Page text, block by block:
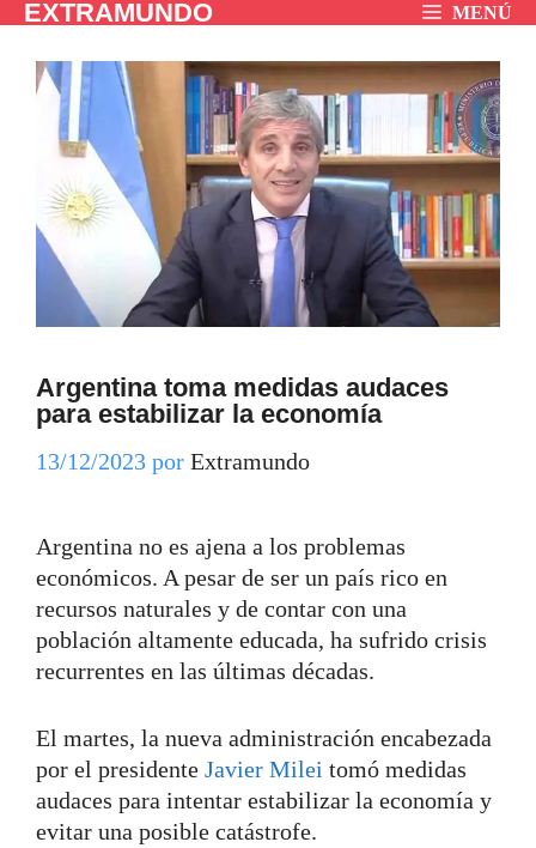
Saltar
contenido
EXTRAMUNDO MENÚ
Argentina toma medidas audaces
para estabilizar la economía
13/12/2023 por Extramundo
Argentina no es ajena a los problemas
económicos. A pesar de ser un país rico en
recursos naturales y de contar con una
población altamente educada, ha sufrido crisis
recurrentes en las últimas décadas.
El martes, la nueva administración encabezada
por el presidente Javier Milei tomó medidas
audaces para intentar estabilizar la economía y
evitar una posible catástrofe.